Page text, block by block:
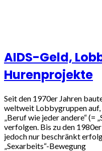
AIDS-Geld,
Hurenprojekte
Seit den 1970er Jahren
weltweit Lobbygruppen
„Beruf wie jeder andere“ (=
verfolgen. Bis zu den
jedoch nur beschränkt
„Sexarbeits“-Bewegung